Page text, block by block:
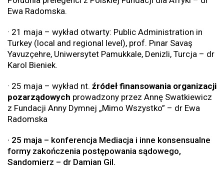
Ewa Radomska.
· 21 maja – wykład otwarty: Public Administration in
Turkey (local and regional level), prof. Pınar Savaş
Yavuzçehre, Uniwersytet Pamukkale, Denizli, Turcja – dr
Karol Bieniek.
· 25 maja – wykład nt. źródeł finansowania organizacji
pozarządowych prowadzony przez Annę Swatkiewicz
z Fundacji Anny Dymnej „Mimo Wszystko” – dr Ewa
Radomska
· 25 maja – konferencja Mediacja i inne konsensualne
formy zakończenia postępowania sądowego,
Sandomierz – dr Damian Gil.